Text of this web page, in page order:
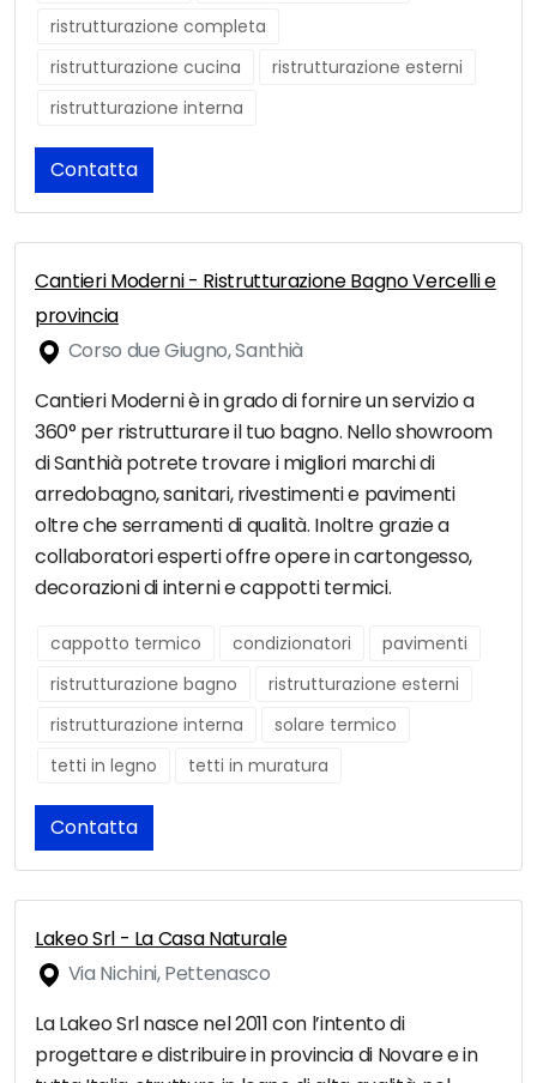
ristrutturazione completa
ristrutturazione cucina
ristrutturazione esterni
ristrutturazione interna
Contatta
Cantieri Moderni - Ristrutturazione Bagno Vercelli e
provincia
Corso due Giugno, Santhià
Cantieri Moderni è in grado di fornire un servizio a
360° per ristrutturare il tuo bagno. Nello showroom
di Santhià potrete trovare i migliori marchi di
arredobagno, sanitari, rivestimenti e pavimenti
oltre che serramenti di qualità. Inoltre grazie a
collaboratori esperti offre opere in cartongesso,
decorazioni di interni e cappotti termici.
cappotto termico condizionatori
pavimenti
ristrutturazione bagno
ristrutturazione esterni
ristrutturazione interna
solare termico
tetti in legno
tetti in muratura
Contatta
Lakeo Srl - La Casa Naturale
Via Nichini, Pettenasco
La Lakeo Srl nasce nel 2011 con l’intento di
progettare e distribuire in provincia di Novare e in